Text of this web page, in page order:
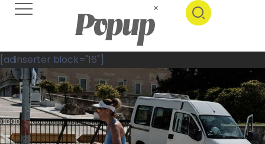
[adinserter block="16"]